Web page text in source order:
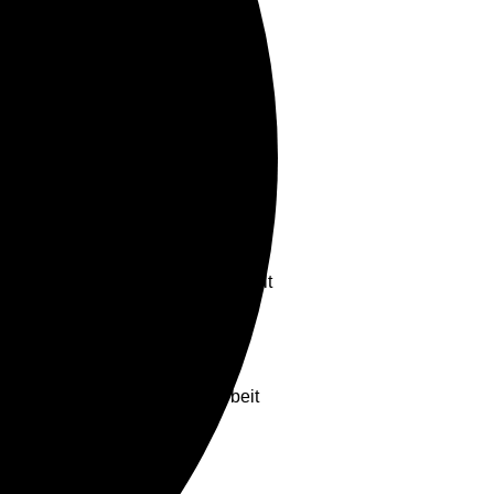
Leben“ hautnah zu erleben. Ob
Möglichkeit, gemeinsam aktiv
gestärkt wird. Unsere
und sich von der Vielfalt
mit Begegnung
sich wohlzufühlen.
Gelegenheit, unsere Arbeit